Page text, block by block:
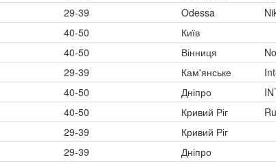
29-39 Odessa
40-50
Київ
40-50 Вінниця
29-39 Кам'янське
40-50 Дніпро
40-50 Кривий Ріг
29-39
Кривий Ріг
29-39
Дніпро